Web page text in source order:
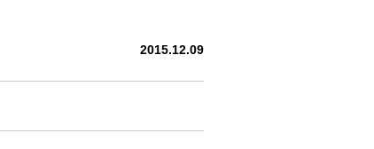
2015.12.09